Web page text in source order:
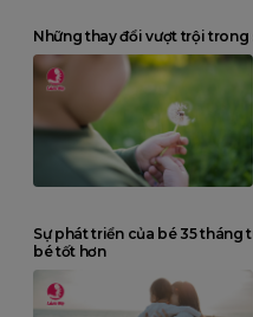
Những thay đổi vượt trội
Sự phát triển của bé 35
bé tốt hơn